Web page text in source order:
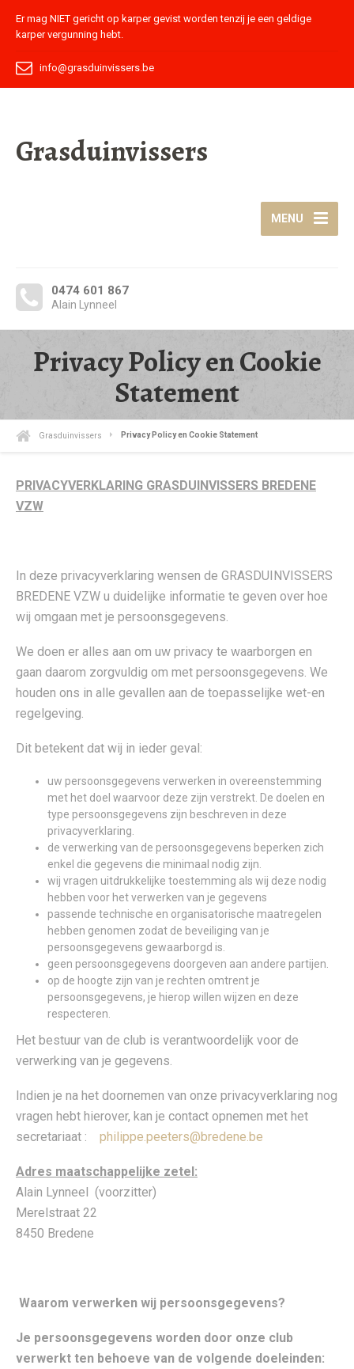
Er mag NIET gericht op karper gevist worden tenzij je een geldige
karper vergunning hebt.
info@grasduinvissers.be
0474 601 867
Alain Lynneel
Grasduinvissers
MENU
Privacy Policy en Cookie
Statement
Grasduinvissers Privacy Policy en Cookie Statement
PRIVACYVERKLARING GRASDUINVISSERS BREDENE
VZW
In deze privacyverklaring wensen de GRASDUINVISSERS
BREDENE VZW u duidelijke informatie te geven over hoe
wij omgaan met je persoonsgegevens.
We doen er alles aan om uw privacy te waarborgen en
gaan daarom zorgvuldig om met persoonsgegevens. We
houden ons in alle gevallen aan de toepasselijke wet-en
regelgeving.
Dit betekent dat wij in ieder geval:
uw persoonsgegevens verwerken in overeenstemming
met het doel waarvoor deze zijn verstrekt. De doelen en
type persoonsgegevens zijn beschreven in deze
privacyverklaring.
de verwerking van de persoonsgegevens beperken zich
enkel die gegevens die minimaal nodig zijn.
wij vragen uitdrukkelijke toestemming als wij deze nodig
hebben voor het verwerken van je gegevens
passende technische en organisatorische maatregelen
hebben genomen zodat de beveiliging van je
persoonsgegevens gewaarborgd is.
geen persoonsgegevens doorgeven aan andere partijen.
op de hoogte zijn van je rechten omtrent je
persoonsgegevens, je hierop willen wijzen en deze
respecteren.
Het bestuur van de club is verantwoordelijk voor de
verwerking van je gegevens.
Indien je na het doornemen van onze privacyverklaring nog
vragen hebt hierover, kan je contact opnemen met het
secretariaat : philippe.peeters@bredene.be
Adres maatschappelijke zetel:
Alain Lynneel (voorzitter)
Merelstraat 22
8450 Bredene
Waarom verwerken wij persoonsgegevens?
Je persoonsgegevens worden door onze club
verwerkt ten behoeve van de volgende doeleinden: